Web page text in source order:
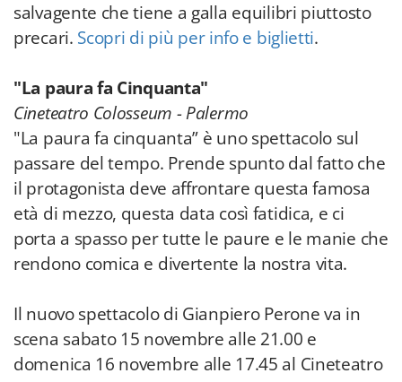
salvagente che tiene a galla equilibri piuttosto
precari. Scopri di più per info e biglietti.
"La paura fa Cinquanta"
Cineteatro Colosseum - Palermo
"La paura fa cinquanta” è uno spettacolo sul
passare del tempo. Prende spunto dal fatto che
il protagonista deve affrontare questa famosa
età di mezzo, questa data così fatidica, e ci
porta a spasso per tutte le paure e le manie che
rendono comica e divertente la nostra vita.
Il nuovo spettacolo di Gianpiero Perone va in
scena sabato 15 novembre alle 21.00 e
domenica 16 novembre alle 17.45 al Cineteatro